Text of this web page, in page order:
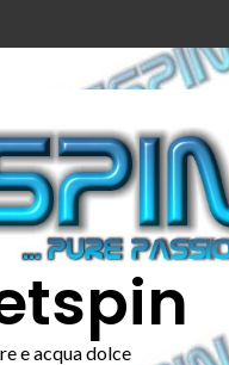
e acqua dolce